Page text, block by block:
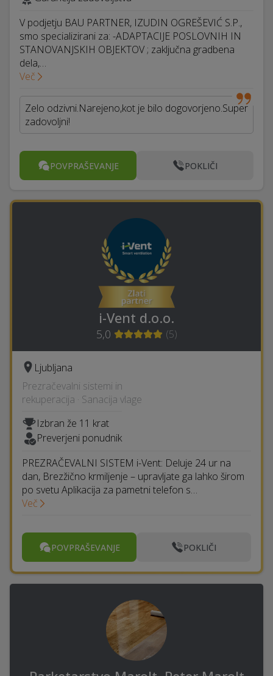
V podjetju BAU PARTNER, IZUDIN OGREŠEVIĆ S.P.,
smo specializirani za: -ADAPTACIJE POSLOVNIH IN
STANOVANJSKIH OBJEKTOV ; zaključna gradbena
dela,…
Več
Zelo odzivni.Narejeno,kot je bilo dogovorjeno.Super
zadovoljni!
POVPRAŠEVANJE POKLIČI
i-Vent d.o.o.
5,0 (5)
Ljubljana
Prezračevalni sistemi in
rekuperacija · Sanacija vlage
Izbran že 11 krat
Preverjeni ponudnik
PREZRAČEVALNI SISTEM i-Vent: Deluje 24 ur na
dan, Brezžično krmiljenje – upravljate ga lahko širom
po svetu Aplikacija za pametni telefon s…
Več
POVPRAŠEVANJE POKLIČI